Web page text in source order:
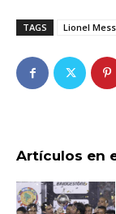
TAGS Lionel
Artículos en